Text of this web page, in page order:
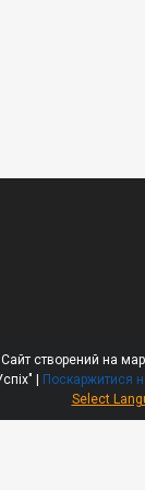
Сайт створений на
Інтернет-магазин "Успіх" | Поскаржитися
Select